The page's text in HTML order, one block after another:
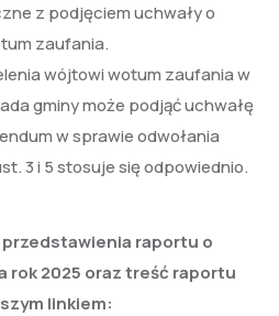
z podjęciem uchwały o
zaufania.
wójtowi wotum zaufania w
gminy może podjąć uchwałę
w sprawie odwołania
3 i 5 stosuje się odpowiednio.
raportu o
rok 2025 oraz treść raportu
linkiem: